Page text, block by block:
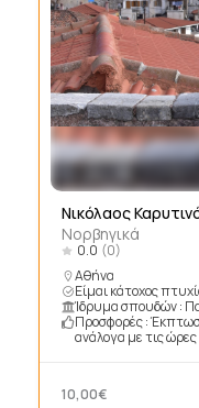
Νικόλαος
Νορβηγικά
0.0 (0)
Αθήνα
Είμαι κάτοχος
Ίδρυμα σπουδών :
Προσφορές :
ανάλογα με τις ώρες
10,00€